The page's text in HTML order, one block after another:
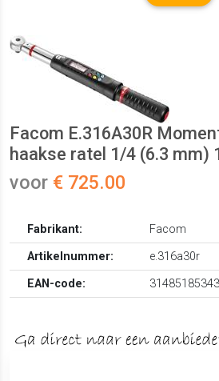
Facom E.316A30R
haakse ratel 1/4 (6.3 mm)
voor € 725.00
Fabrikant:
Facom
Artikelnummer:
e.316a30r
EAN-code: